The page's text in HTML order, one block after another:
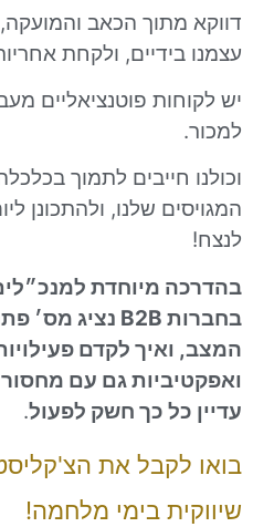
הכאב והמועקה, אנחנו
ולקחת אחריות על
פוטנציאליים מעבר לים.
לתמוך בכלכלה
שלנו, ולהתכונן ליום
מיוחדת למנכ״לים ומנהלי
B2Bנציג מס׳ פתרונות
לקדם פעילויות
גם עם מחסור בכוח
כך חשק לפעול.
את הצ'קליסט שלנו
בימי מלחמה!